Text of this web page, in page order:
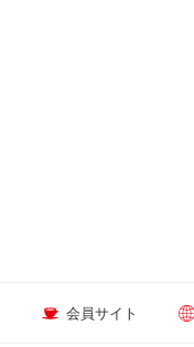
会員サイト